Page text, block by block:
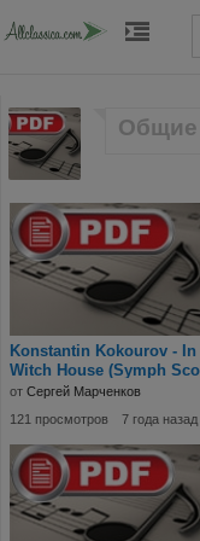
Общие
Konstantin Kokourov - In
Witch House (Symph
Piano)
от Сергей Марченков
121 просмотров
7 года назад